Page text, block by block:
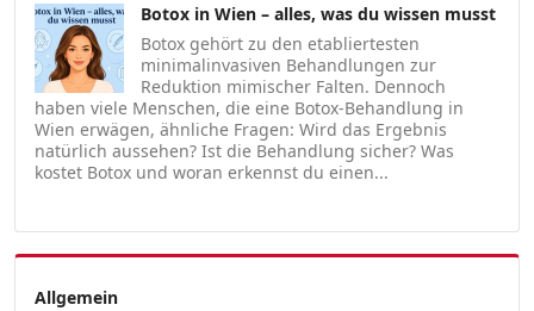
Botox in Wien – alles, was du wissen musst
Botox gehört zu den etabliertesten
minimalinvasiven Behandlungen zur
Reduktion mimischer Falten. Dennoch
haben viele Menschen, die eine Botox-Behandlung in
Wien erwägen, ähnliche Fragen: Wird das Ergebnis
natürlich aussehen? Ist die Behandlung sicher? Was
kostet Botox und woran erkennst du einen...
Allgemein